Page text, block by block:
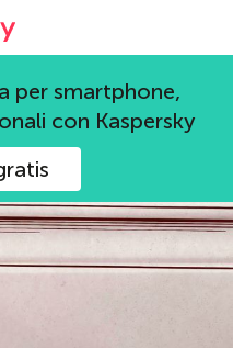
di Kaspersky
per smartphone,
con Kaspersky